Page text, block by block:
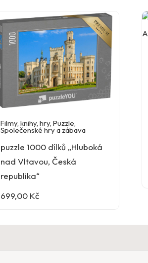
Filmy, knihy, hry, Puzzle,
Společenské hry a zábava
puzzle 1000 dílků „Hluboká
nad Vltavou, Česká
republika“
699,00 Kč